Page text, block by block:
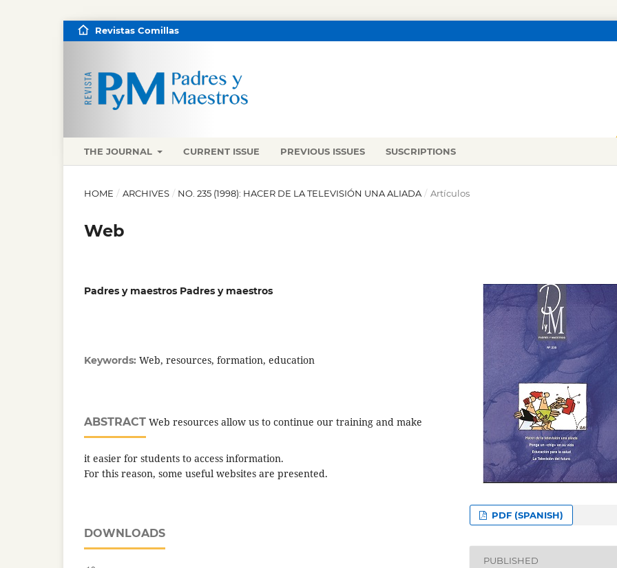
THE JOURNAL CURRENT ISSUE PREVIOUS ISSUES SUSCRIPTIONS
Revistas Comillas
HOME / ARCHIVES / NO. 235 (1998): HACER DE LA TELEVISIÓN UNA ALIADA / Artículos
Web
Padres y maestros Padres y maestros
Keywords: Web, resources, formation, education
ABSTRACT Web resources allow us to continue our training and make
it easier for students to access information.
For this reason, some useful websites are presented.
DOWNLOADS
PDF (SPANISH)
PUBLISHED